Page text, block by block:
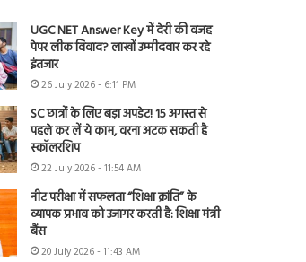
UGC NET Answer Key में देरी की वजह
पेपर लीक विवाद? लाखों उम्मीदवार कर रहे
इंतजार
26 July 2026 - 6:11 PM
SC छात्रों के लिए बड़ा अपडेट! 15 अगस्त से
पहले कर लें ये काम, वरना अटक सकती है
स्कॉलरशिप
22 July 2026 - 11:54 AM
नीट परीक्षा में सफलता “शिक्षा क्रांति” के
व्यापक प्रभाव को उजागर करती है: शिक्षा मंत्री
बैंस
20 July 2026 - 11:43 AM